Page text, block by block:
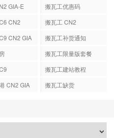
GIA-E
搬瓦工优惠码
CN2
搬瓦工 CN2
CN2 GIA
搬瓦工补货通知
搬瓦工限量版套餐
搬瓦工建站教程
CN2 GIA 搬瓦工缺货